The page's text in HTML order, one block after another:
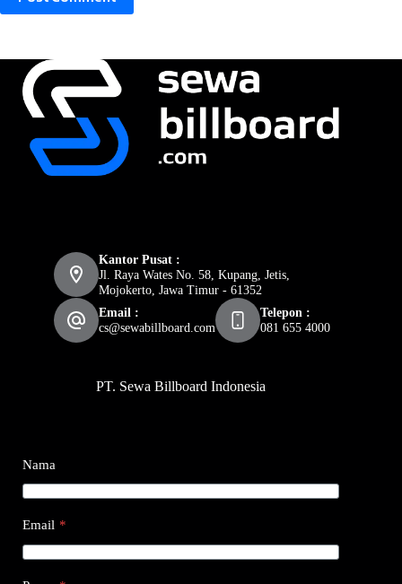
Kantor Pusat :
Jl. Raya Wates No. 58, Kupang, Jetis,
Mojokerto, Jawa Timur - 61352
Email :
cs@sewabillboard.com
Telepon :
081 655 4000
PT. Sewa Billboard Indonesia
Nama
Email *